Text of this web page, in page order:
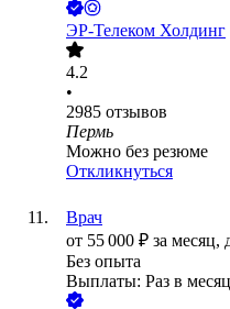
ЭР-Телеком Холдинг
4.2
•
2985 отзывов
Пермь
Можно без резюме
Откликнуться
Врач
от 55 000 ₽ за месяц,
Без опыта
Выплаты: Раз в месяц